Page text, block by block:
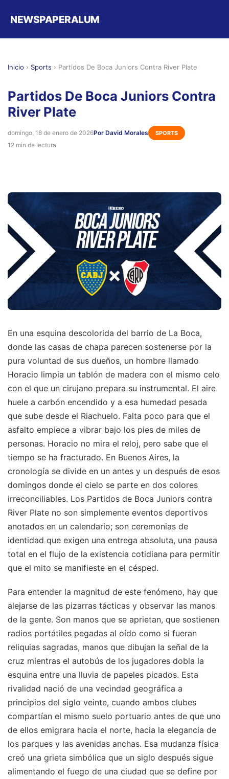
NEWSPAPERALUM
Inicio › Sports › Partidos De Boca Juniors Contra River Plate
Partidos De Boca Juniors Contra
River Plate
domingo, 18 de enero de 2026Por David Morales SPORTS
12 min de lectura
En una esquina descolorida del barrio de La Boca,
donde las casas de chapa parecen sostenerse por la
pura voluntad de sus dueños, un hombre llamado
Horacio limpia un tablón de madera con el mismo celo
con el que un cirujano prepara su instrumental. El aire
huele a carbón encendido y a esa humedad pesada
que sube desde el Riachuelo. Falta poco para que el
asfalto empiece a vibrar bajo los pies de miles de
personas. Horacio no mira el reloj, pero sabe que el
tiempo se ha fracturado. En Buenos Aires, la
cronología se divide en un antes y un después de esos
domingos donde el cielo se parte en dos colores
irreconciliables. Los Partidos de Boca Juniors contra
River Plate no son simplemente eventos deportivos
anotados en un calendario; son ceremonias de
identidad que exigen una entrega absoluta, una pausa
total en el flujo de la existencia cotidiana para permitir
que el mito se manifieste en el césped.
Para entender la magnitud de este fenómeno, hay que
alejarse de las pizarras tácticas y observar las manos
de la gente. Son manos que se aprietan, que sostienen
radios portátiles pegadas al oído como si fueran
reliquias sagradas, manos que dibujan la señal de la
cruz mientras el autobús de los jugadores dobla la
esquina entre una lluvia de papeles picados. Esta
rivalidad nació de una vecindad geográfica a
principios del siglo veinte, cuando ambos clubes
compartían el mismo suelo portuario antes de que uno
de ellos emigrara hacia el norte, hacia la elegancia de
los parques y las avenidas anchas. Esa mudanza física
creó una grieta simbólica que un siglo después sigue
alimentando el fuego de una ciudad que se define por